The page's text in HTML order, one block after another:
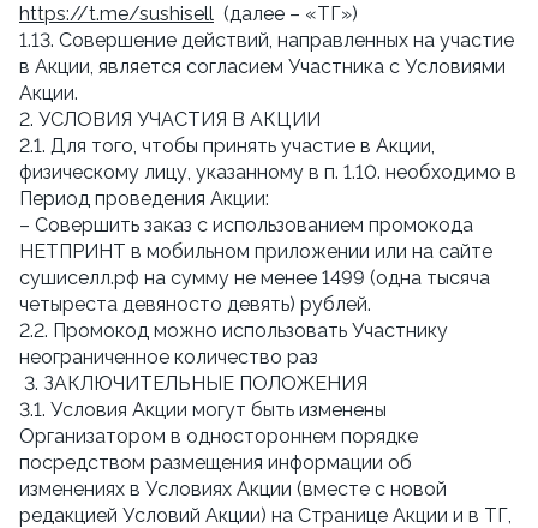
https://t.me/sushisell (далее – «ТГ»)
1.13. Совершение действий, направленных на участие
в Акции, является согласием Участника с Условиями
Акции.
2. УСЛОВИЯ УЧАСТИЯ В АКЦИИ
2.1. Для того, чтобы принять участие в Акции,
физическому лицу, указанному в п. 1.10. необходимо в
Период проведения Акции:
– Совершить заказ с использованием промокода
НЕТПРИНТ в мобильном приложении или на сайте
сушиселл.рф на сумму не менее 1499 (одна тысяча
четыреста девяносто девять) рублей.
2.2. Промокод можно использовать Участнику
неограниченное количество раз
3. ЗАКЛЮЧИТЕЛЬНЫЕ ПОЛОЖЕНИЯ
3.1. Условия Акции могут быть изменены
Организатором в одностороннем порядке
посредством размещения информации об
изменениях в Условиях Акции (вместе с новой
редакцией Условий Акции) на Странице Акции и в ТГ,